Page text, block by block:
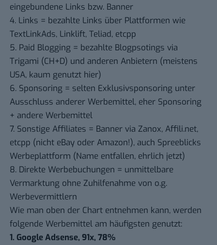
eingebundene Links bzw. Banner
4. Links = bezahlte Links über Plattformen wie
TextLinkAds, Linklift, Teliad, etcpp
5. Paid Blogging = bezahlte Blogpsotings via
Trigami (CH+D) und anderen Anbietern (meistens
USA, kaum genutzt hier)
6. Sponsoring = selten Exklusivsponsoring unter
Ausschluss anderer Werbemittel, eher Sponsoring
+ andere Werbemittel
7. Sonstige Affiliates = Banner via Zanox, Affili.net,
etcpp (nicht eBay oder Amazon!), auch Spreeblicks
Werbeplattform (Name entfallen, ehrlich jetzt)
8. Direkte Werbebuchungen = unmittelbare
Vermarktung ohne Zuhilfenahme von o.g.
Werbevermittlern
Wie man oben der Chart entnehmen kann, werden
folgende Werbemittel am häufigsten genutzt:
1. Google Adsense, 91x, 78%